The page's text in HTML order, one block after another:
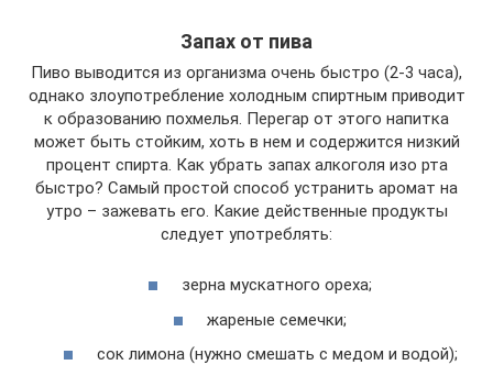
Запах от пива
Пиво выводится из организма очень быстро (2-3 часа),
однако злоупотребление холодным спиртным приводит
к образованию похмелья. Перегар от этого напитка
может быть стойким, хоть в нем и содержится низкий
процент спирта. Как убрать запах алкоголя изо рта
быстро? Самый простой способ устранить аромат на
утро – зажевать его. Какие действенные продукты
следует употреблять:
зерна мускатного ореха;
жареные семечки;
сок лимона (нужно смешать с медом и водой);